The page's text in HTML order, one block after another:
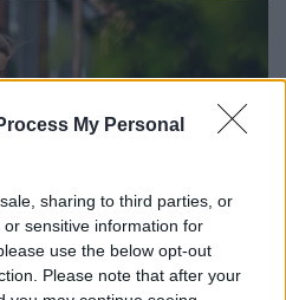
My Personal
sharing to third parties, or
sensitive information for
use the below opt-out
Please note that after your